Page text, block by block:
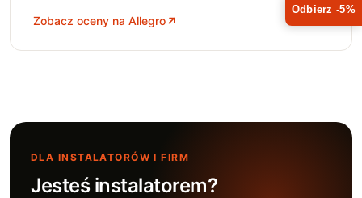
Zobacz oceny na Allegro
DLA INSTALATORÓW I FIRM
Jesteś instalatorem?
Odbierz -5%